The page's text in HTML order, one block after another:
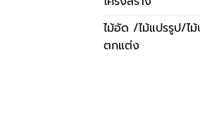
ไม้อัด /ไม้แปรรูป/ไ
ตกแต่ง